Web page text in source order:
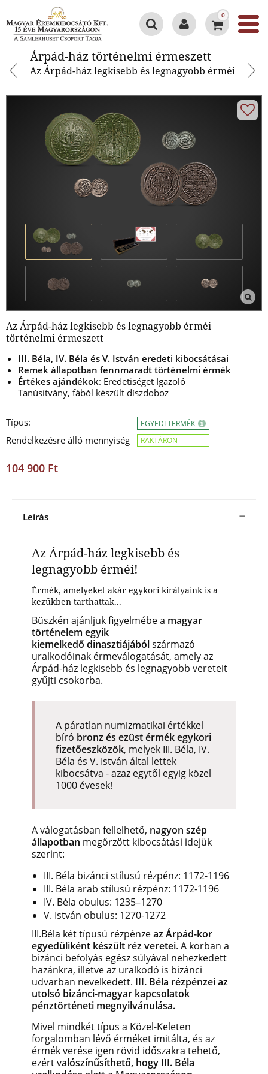
0
Árpád-ház történelmi érmeszett
Az Árpád-ház legkisebb és legnagyobb érméi
Az Árpád-ház legkisebb és legnagyobb érméi
történelmi érmeszett
III. Béla, IV. Béla és V. István eredeti kibocsátásai
Remek állapotban fennmaradt történelmi érmék
Értékes ajándékok: Eredetiséget Igazoló
Tanúsítvány, fából készült díszdoboz
Típus:
Rendelkezésre álló mennyiség
EGYEDI TERMÉK
RAKTÁRON
104 900 Ft
Leírás
Az Árpád-ház legkisebb és
legnagyobb érméi!
Érmék, amelyeket akár egykori királyaink is a
kezükben tarthattak...
Büszkén ajánljuk figyelmébe a magyar
történelem egyik
kiemelkedő dinasztiájábólszármazó
uralkodóinak érmeválogatását, amely az
Árpád-ház legkisebb és legnagyobb vereteit
gyűjti csokorba.
A páratlan numizmatikai értékkel
bíró bronz és ezüst érmék egykori
fizetőeszközök, melyek III. Béla, IV.
Béla és V. István által lettek
kibocsátva - azaz egytől egyig közel
1000 évesek!
A válogatásban fellelhető, nagyon szép
állapotban megőrzött kibocsátási idejük
szerint:
III. Béla bizánci stílusú rézpénz: 1172-1196
III. Béla arab stílusú rézpénz: 1172-1196
IV. Béla obulus: 1235–1270
V. István obulus: 1270-1272
III.Béla két típusú rézpénzeaz Árpád-kor
egyedüliként készült réz veretei. A korban a
bizánci befolyás egész súlyával nehezkedett
hazánkra, illetve az uralkodó is bizánci
udvarban nevelkedett. III. Béla rézpénzei az
utolsó bizánci-magyar kapcsolatok
pénztörténeti megnyilvánulása.
Mivel mindkét típus a Közel-Keleten
forgalomban lévő érméket imitálta, és az
érmék verése igen rövid időszakra tehető,
ezért valószínűsíthető, hogy III. Béla
Árpád-ház történelmi érmeszett